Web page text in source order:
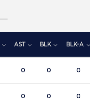
AST BLK BLK-A
0 0 0
0 0 0